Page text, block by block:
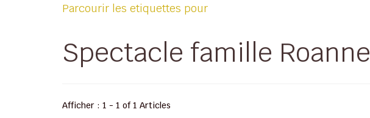
Parcourir les etiquettes pour
Spectacle famille Roanne
Afficher : 1 - 1 of 1 Articles